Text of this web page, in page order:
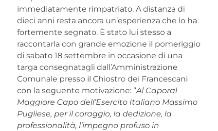
immediatamente rimpatriato. A distanza di
dieci anni resta ancora un’esperienza che lo ha
fortemente segnato. È stato lui stesso a
raccontarla con grande emozione il pomeriggio
di sabato 18 settembre in occasione di una
targa consegnatagli dall’Amministrazione
Comunale presso il Chiostro dei Francescani
con la seguente motivazione: “Al Caporal
Maggiore Capo dell’Esercito Italiano Massimo
Pugliese, per il coraggio, la dedizione, la
professionalità, l’impegno profuso in